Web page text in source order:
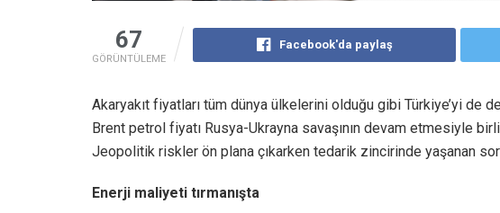
67
GÖRÜNTÜLEME
Facebook'da paylaş
Akaryakıt fiyatları tüm dünya ülkelerini olduğu gibi Türkiye’yi de
Brent petrol fiyatı Rusya-Ukrayna savaşının devam etmesiyle
Jeopolitik riskler ön plana çıkarken tedarik zincirinde yaşanan
Enerji maliyeti tırmanışta